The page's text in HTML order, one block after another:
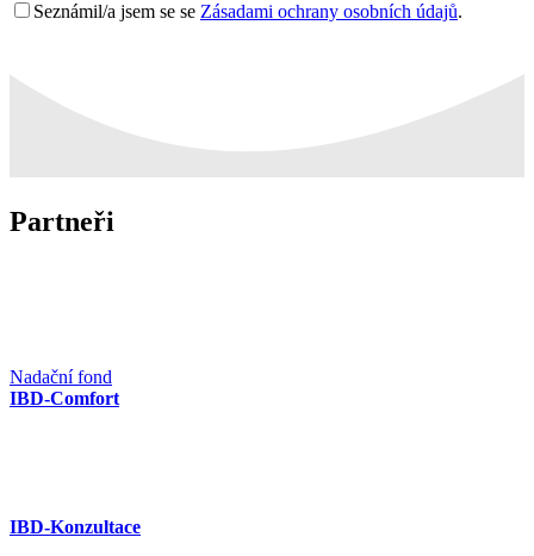
Seznámil/a jsem se se Zásadami ochrany osobních údajů.
Partneři
Nadační fond
IBD-Comfort
IBD-Konzultace